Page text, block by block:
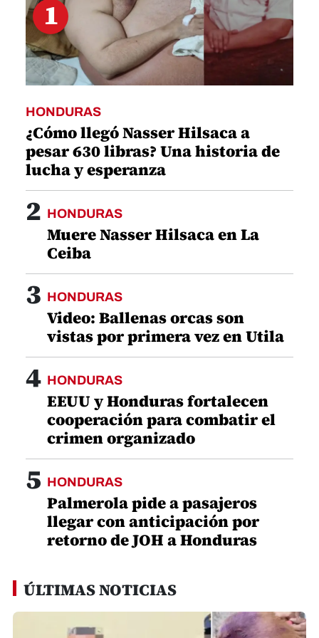
1
HONDURAS
¿Cómo llegó Nasser Hilsaca a
pesar 630 libras? Una historia de
lucha y esperanza
2 HONDURAS
Muere Nasser Hilsaca en La
Ceiba
3 HONDURAS
Video: Ballenas orcas son
vistas por primera vez en Utila
4 HONDURAS
EEUU y Honduras fortalecen
cooperación para combatir el
crimen organizado
5 HONDURAS
Palmerola pide a pasajeros
llegar con anticipación por
retorno de JOH a Honduras
ÚLTIMAS NOTICIAS